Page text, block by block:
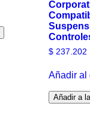
$ 237.202
Añadir al
Añadir a